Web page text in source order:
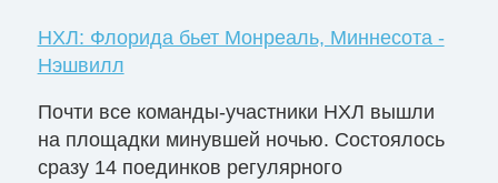
НХЛ: Флорида бьет Монреаль, Миннесота -
Нэшвилл
Почти все команды-участники НХЛ вышли
на площадки минувшей ночью. Состоялось
сразу 14 поединков регулярного